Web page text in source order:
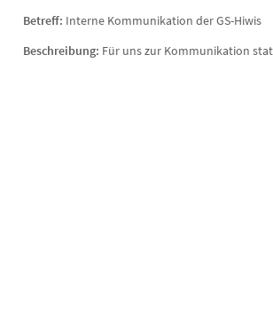
Betreff: Interne Kommunikation der GS-Hiwis
Beschreibung: Für uns zur Kommunikation